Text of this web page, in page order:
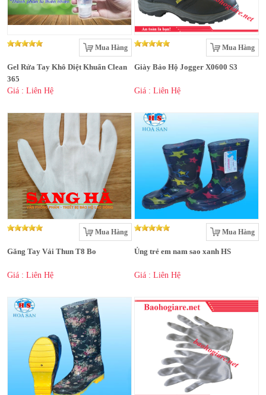
Mua Hàng
Gel Rửa Tay Khô Diệt Khuẩn Clean
365
Giá : Liên Hệ
Mua Hàng
Giày Bảo Hộ Jogger X0600 S3
Giá : Liên Hệ
Mua Hàng
Găng Tay Vải Thun T8 Bo
Giá : Liên Hệ
Mua Hàng
Ủng trẻ em nam sao xanh HS
Giá : Liên Hệ